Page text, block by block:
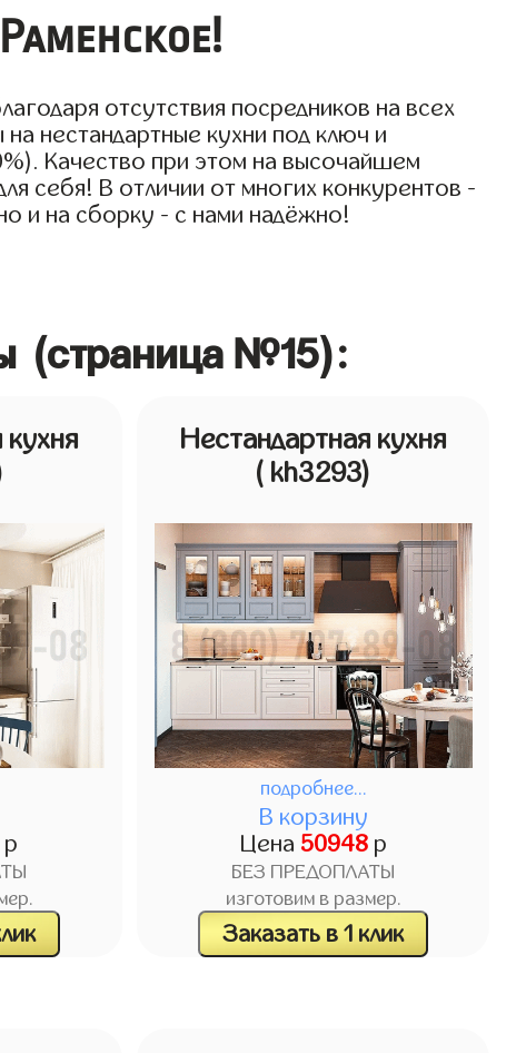
отсутствия посредников на всех
нестандартные кухни под ключ и
Качество при этом на высочайшем
себя! В отличии от многих конкурентов -
и на сборку - с нами надёжно!
(страница №15):
кухня
р
Нестандартная кухня
( kh3293)
подробнее...
В корзину
Цена 50948р
БЕЗ ПРЕДОПЛАТЫ
изготовим в размер.
Заказать в 1 клик